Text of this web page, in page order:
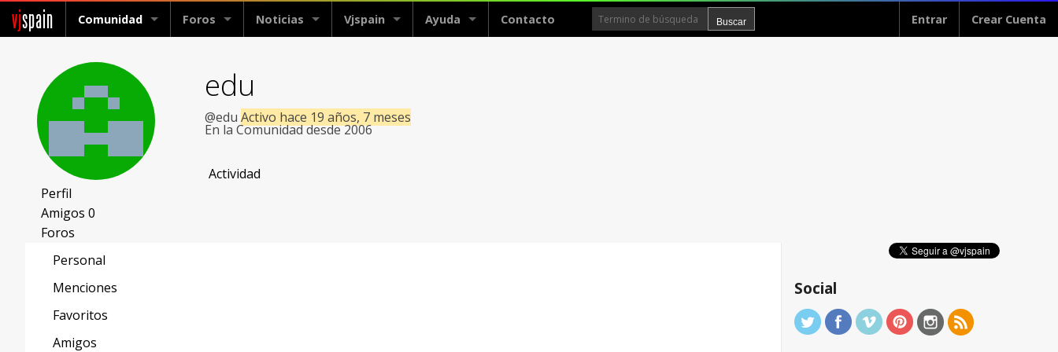
vjspain Comunidad Foros Noticias Vjspain Ayuda Contacto Entrar Crear Cuenta
edu
@edu Activo hace 19 años, 7 meses
En la Comunidad desde 2006
Actividad
Perfil
Amigos 0
Foros
Personal
Menciones
Favoritos
Amigos
Social